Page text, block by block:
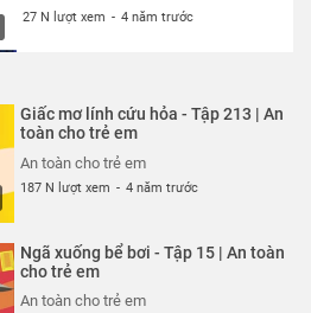
27 N lượt xem - 4 năm trước
An toàn cho trẻ em
27 N lượt xem
An toàn cho trẻ em
An toàn cho trẻ em
27 N lượt xem
Giấc mơ lính cứu hỏa - Tập 213 | An
toàn cho trẻ em
An toàn cho trẻ em
187 N lượt xem - 4 năm trước
Ngã xuống bể bơi - Tập 15 | An toàn
cho trẻ em
An toàn cho trẻ em